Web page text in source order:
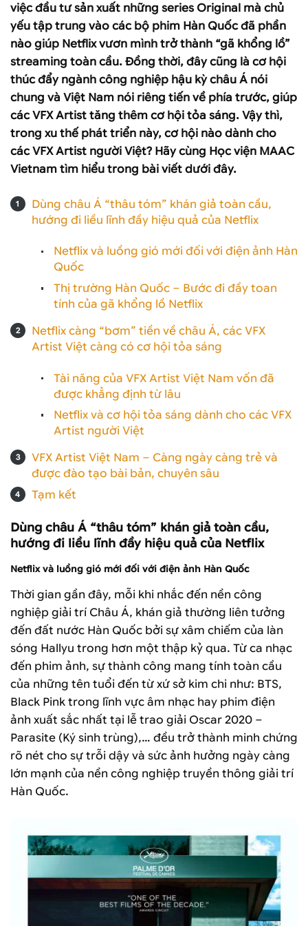
việc đầu tư sản xuất những series Original mà chủ
yếu tập trung vào các bộ phim Hàn Quốc đã phần
nào giúp Netflix vươn mình trở thành “gã khổng lồ”
streaming toàn cầu. Đồng thời, đây cũng là cơ hội
thúc đẩy ngành công nghiệp hậu kỳ châu Á nói
chung và Việt Nam nói riêng tiến về phía trước, giúp
các VFX Artist tăng thêm cơ hội tỏa sáng. Vậy thì,
trong xu thế phát triển này, cơ hội nào dành cho
các VFX Artist người Việt? Hãy cùng Học viện MAAC
Vietnam tìm hiểu trong bài viết dưới đây.
Dùng châu Á “thâu tóm” khán giả toàn cầu,
hướng đi liều lĩnh đầy hiệu quả của Netflix
Netflix và luồng gió mới đối với điện ảnh Hàn
Quốc
Thị trường Hàn Quốc – Bước đi đầy toan
tính của gã khổng lồ Netflix
Netflix càng “bơm” tiền về châu Á, các VFX
Artist Việt càng có cơ hội tỏa sáng
Tài năng của VFX Artist Việt Nam vốn đã
được khẳng định từ lâu
Netflix và cơ hội tỏa sáng dành cho các VFX
Artist người Việt
VFX Artist Việt Nam – Càng ngày càng trẻ và
được đào tạo bài bản, chuyên sâu
Tạm kết
Dùng châu Á “thâu tóm” khán giả toàn cầu,
hướng đi liều lĩnh đầy hiệu quả của Netflix
Netflix và luồng gió mới đối với điện ảnh Hàn Quốc
Thời gian gần đây, mỗi khi nhắc đến nền công
nghiệp giải trí Châu Á, khán giả thường liên tưởng
đến đất nước Hàn Quốc bởi sự xâm chiếm của làn
sóng Hallyu trong hơn một thập kỷ qua. Từ ca nhạc
đến phim ảnh, sự thành công mang tính toàn cầu
của những tên tuổi đến từ xứ sở kim chi như: BTS,
Black Pink trong lĩnh vực âm nhạc hay phim điện
ảnh xuất sắc nhất tại lễ trao giải Oscar 2020 –
Parasite (Ký sinh trùng),… đều trở thành minh chứng
rõ nét cho sự trỗi dậy và sức ảnh hưởng ngày càng
lớn mạnh của nền công nghiệp truyền thông giải trí
Hàn Quốc.